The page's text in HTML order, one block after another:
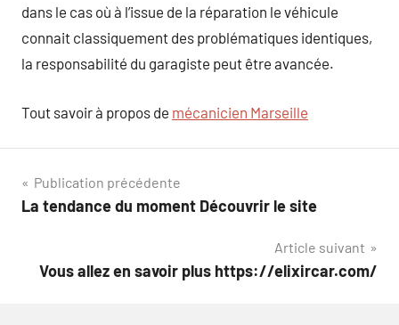
dans le cas où à l’issue de la réparation le véhicule
connait classiquement des problématiques identiques,
la responsabilité du garagiste peut être avancée.
Tout savoir à propos de mécanicien Marseille
Navigation
de
Publication précédente
La tendance du moment Découvrir le site
Article suivant
Vous allez en savoir plus https://elixircar.com/